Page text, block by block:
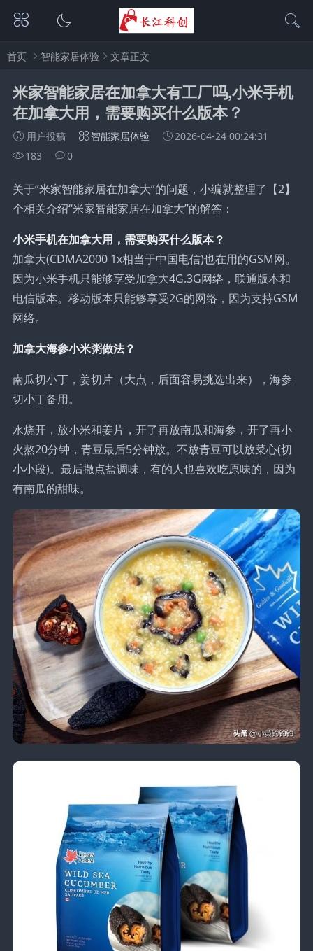
首页 智能家居体验 文章正文
米家智能家居在加拿大有工厂吗,小米手机
在加拿大用，需要购买什么版本？
用户投稿 智能家居体验
2026-04-24 00:24:31
183
0
关于“米家智能家居在加拿大”的问题，小编就整理了【2】
个相关介绍“米家智能家居在加拿大”的解答：
小米手机在加拿大用，需要购买什么版本？
加拿大(CDMA2000 1x相当于中国电信)也在用的GSM网。
因为小米手机只能够享受加拿大4G.3G网络，联通版本和
电信版本。移动版本只能够享受2G的网络，因为支持GSM
网络。
加拿大海参小米粥做法？
南瓜切小丁，姜切片（大点，后面容易挑选出来），海参
切小丁备用。
水烧开，放小米和姜片，开了再放南瓜和海参，开了再小
火熬20分钟，青豆最后5分钟放。不放青豆可以放菜心(切
小小段)。最后撒点盐调味，有的人也喜欢吃原味的，因为
有南瓜的甜味。